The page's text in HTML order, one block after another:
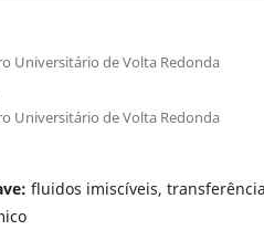
Universitário de Volta Redonda
Universitário de Volta Redonda
fluidos imiscíveis,